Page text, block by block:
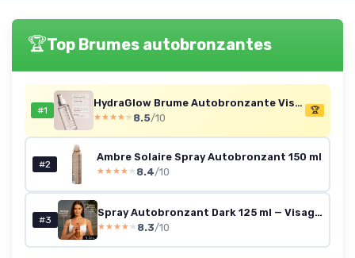
🏆Top Brumes autobronzantes
#1
HydraGlow Brume Autobronzante Visage 100 ml Bronzer Sans Soleil Effet Glow Naturel Hydratant avec Acide Hyaluronique et Huile de Ricin Teint Hâlé Uniforme Sans Trace
★★★★★
★★★★★ 8.5/10
🏆
#2
Ambre Solaire Spray Autobronzant 150 ml
★★★★★
★★★★★ 8.4/10
#3
Spray Autobronzant Dark 125 ml — Visage & Corps
★★★★★
★★★★★ 8.3/10